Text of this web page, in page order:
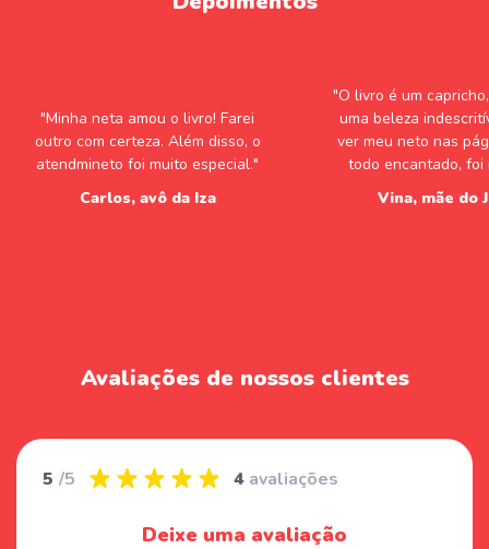
"Minha neta amou o livro! Farei
outro com certeza. Além disso, o
atendmineto foi muito especial."
Carlos, avô da Iza
"O livro é um
uma beleza
ver meu neto nas
todo encantado, foi
Vina, mãe do
Avaliações de nossos clientes
5 /5 4 avaliações
Deixe uma avaliação